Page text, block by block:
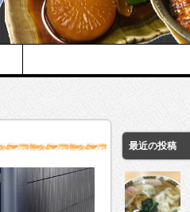
最近の投稿